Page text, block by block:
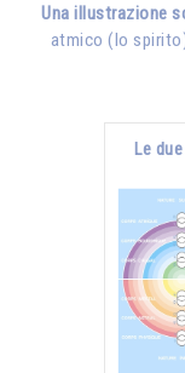
Una illustrazione
atmico (lo
Le